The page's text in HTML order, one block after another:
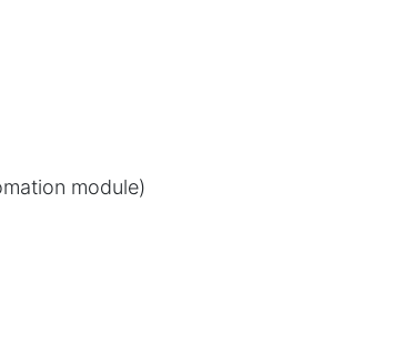
module)